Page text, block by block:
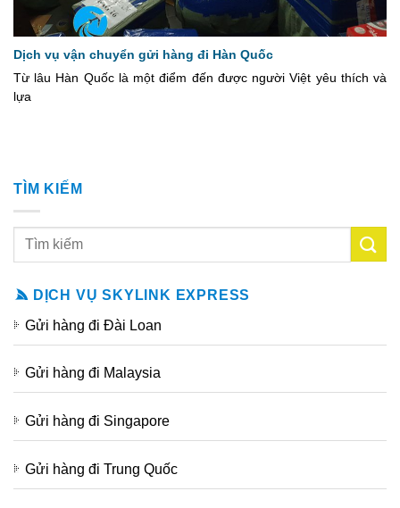
Dịch vụ vận chuyển gửi hàng đi Hàn Quốc
Từ lâu Hàn Quốc là một điểm đến được người Việt yêu thích và
lựa
TÌM KIẾM
DỊCH VỤ SKYLINK EXPRESS
Gửi hàng đi Đài Loan
Gửi hàng đi Malaysia
Gửi hàng đi Singapore
Gửi hàng đi Trung Quốc